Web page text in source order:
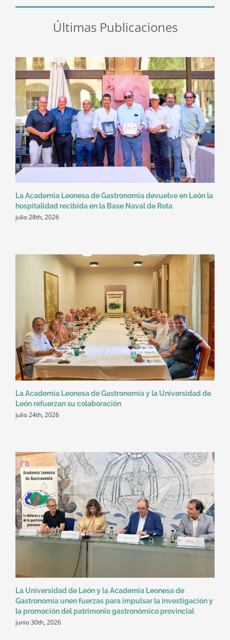
Últimas Publicaciones
La Academia Leonesa de Gastronomía devuelve en León la
hospitalidad recibida en la Base Naval de Rota
julio 28th, 2026
La Academia Leonesa de Gastronomía y la Universidad de
León refuerzan su colaboración
julio 24th, 2026
La Universidad de León y la Academia Leonesa de
Gastronomía unen fuerzas para impulsar la investigación y
la promoción del patrimonio gastronómico provincial
junio 30th, 2026